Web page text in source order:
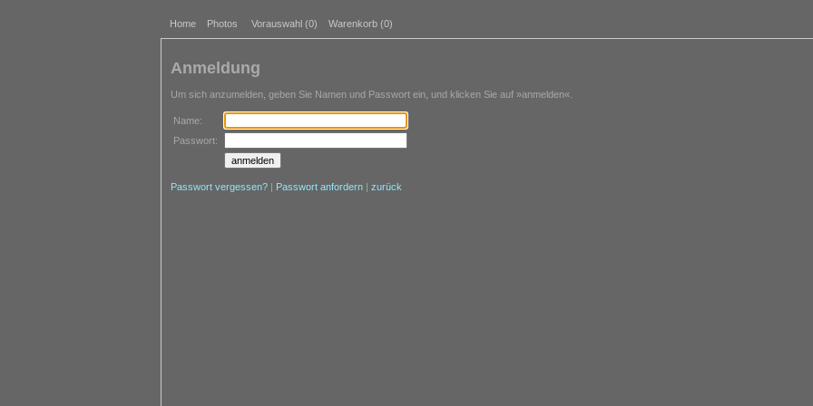
Home Photos Vorauswahl (0) Warenkorb (0)
Anmeldung
Um sich anzumelden, geben Sie Namen und Passwort ein, und klicken Sie auf »anmelden«.
Name:
Passwort:
Passwort vergessen? | Passwort anfordern | zurück